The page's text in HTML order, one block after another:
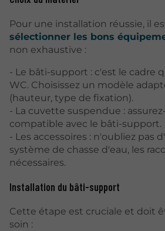
Pour une installation réussie, il
sélectionner les bons
non exhaustive :
- Le bâti-support : c'est le cadre
WC. Choisissez un modèle
(hauteur, type de fixation).
- La cuvette suspendue :
compatible avec le bâti-support.
- Les accessoires : n'oubliez pas
système de chasse d'eau, les
nécessaires.
Installation du bâti-support
Cette étape est cruciale et doit
soin :